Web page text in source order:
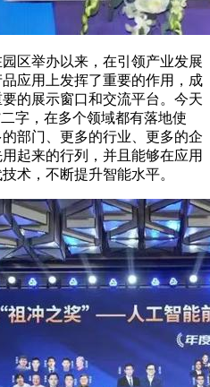
举办以来，在引领产业发展
应用上发挥了重要的作用，成
的展示窗口和交流平台。今天
字，在多个领域都有落地使
部门、更多的行业、更多的企
起来的行列，并且能够在应用
术，不断提升智能水平。